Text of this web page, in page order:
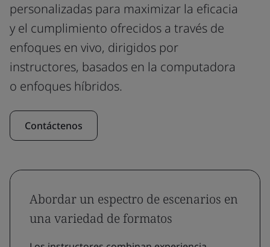
personalizadas para maximizar la eficacia
y el cumplimiento ofrecidos a través de
enfoques en vivo, dirigidos por
instructores, basados en la computadora
o enfoques híbridos.
Contáctenos
Abordar un espectro de escenarios en
una variedad de formatos